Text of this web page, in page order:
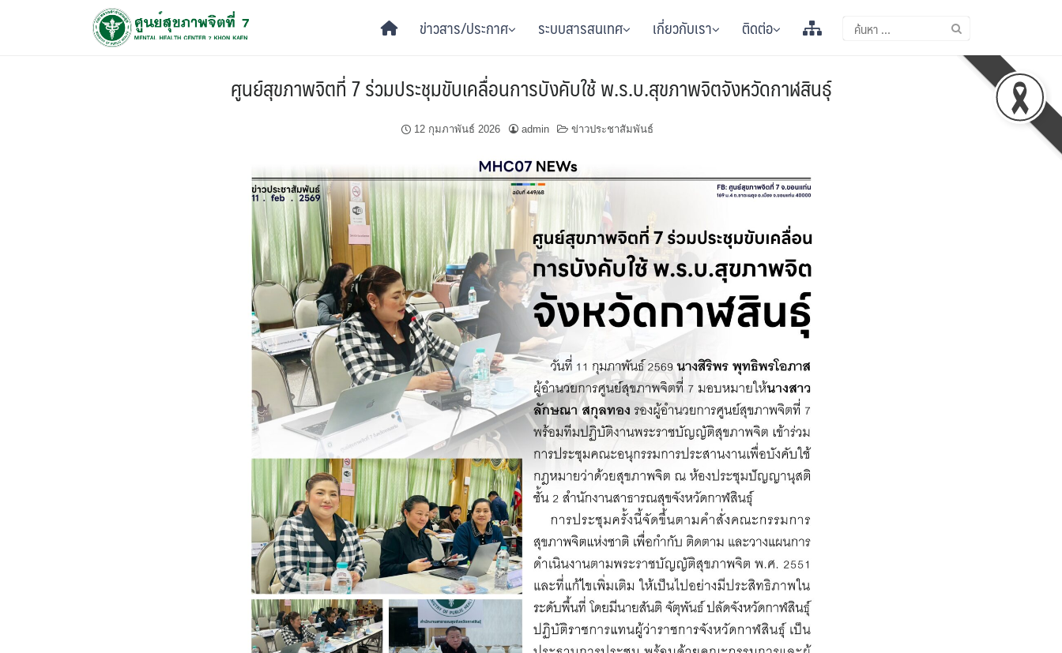
ข่าวสาร/ประกาศ ระบบสารสนเทศ เกี่ยวกับเรา ติดต่อ
ศูนย์สุขภาพจิตที่ 7 ร่วมประชุมขับเคลื่อนการบังคับใช้ พ.ร.บ.สุขภาพจิตจังหวัดกาฬสินธุ์
12 กุมภาพันธ์ 2026 admin ข่าวประชาสัมพันธ์